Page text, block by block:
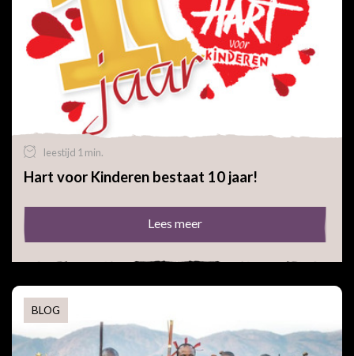
Hart voor Kinderen bestaat 10 jaar!
leestijd 1 min.
Lees meer
BLOG